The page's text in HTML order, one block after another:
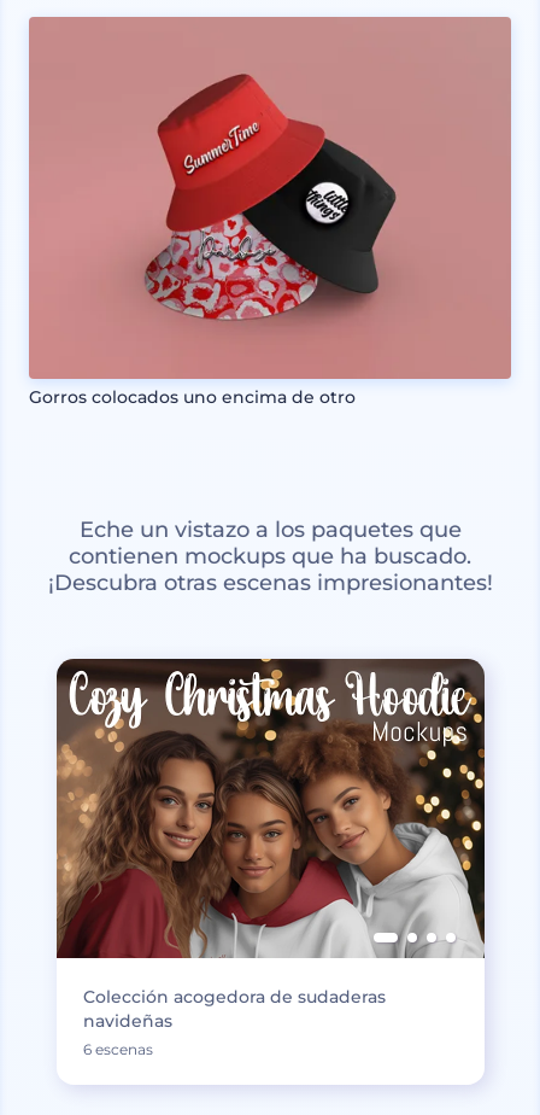
Gorros colocados uno encima de otro
Eche un vistazo a los paquetes que
contienen mockups que ha buscado.
¡Descubra otras escenas impresionantes!
Colección acogedora de sudaderas
navideñas
6 escenas